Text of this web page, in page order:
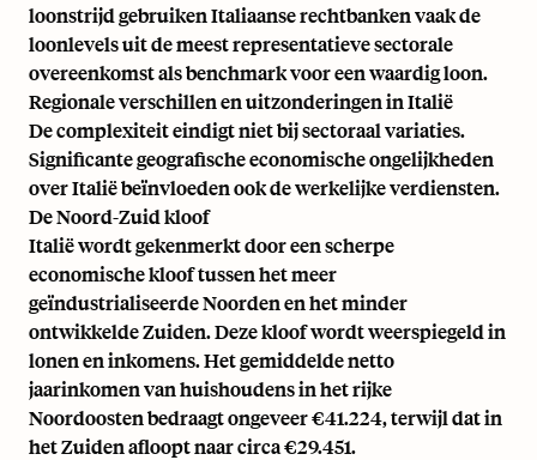
loonstrijd gebruiken Italiaanse rechtbanken vaak de
loonlevels uit de meest representatieve sectorale
overeenkomst als benchmark voor een waardig loon.
Regionale verschillen en uitzonderingen in Italië
De complexiteit eindigt niet bij sectoraal variaties.
Significante geografische economische ongelijkheden
over Italië beïnvloeden ook de werkelijke verdiensten.
De Noord-Zuid kloof
Italië wordt gekenmerkt door een scherpe
economische kloof tussen het meer
geïndustrialiseerde Noorden en het minder
ontwikkelde Zuiden. Deze kloof wordt weerspiegeld in
lonen en inkomens. Het gemiddelde netto
jaarinkomen van huishoudens in het rijke
Noordoosten bedraagt ongeveer €41.224, terwijl dat in
het Zuiden afloopt naar circa €29.451.